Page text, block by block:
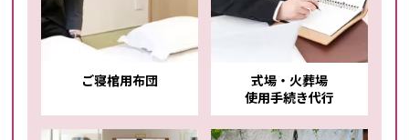
ご寝棺用布団
式場・火葬場
使用手続き代行